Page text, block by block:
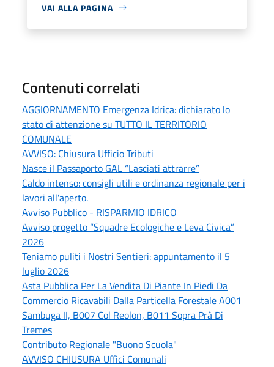
VAI ALLA PAGINA
Contenuti correlati
AGGIORNAMENTO Emergenza Idrica: dichiarato lo
stato di attenzione su TUTTO IL TERRITORIO
COMUNALE
AVVISO: Chiusura Ufficio Tributi
Nasce il Passaporto GAL “Lasciati attrarre”
Caldo intenso: consigli utili e ordinanza regionale per i
lavori all'aperto.
Avviso Pubblico - RISPARMIO IDRICO
Avviso progetto “Squadre Ecologiche e Leva Civica”
2026
Teniamo puliti i Nostri Sentieri: appuntamento il 5
luglio 2026
Asta Pubblica Per La Vendita Di Piante In Piedi Da
Commercio Ricavabili Dalla Particella Forestale A001
Sambuga II, B007 Col Reolon, B011 Sopra Prà Di
Tremes
Contributo Regionale "Buono Scuola"
AVVISO CHIUSURA Uffici Comunali